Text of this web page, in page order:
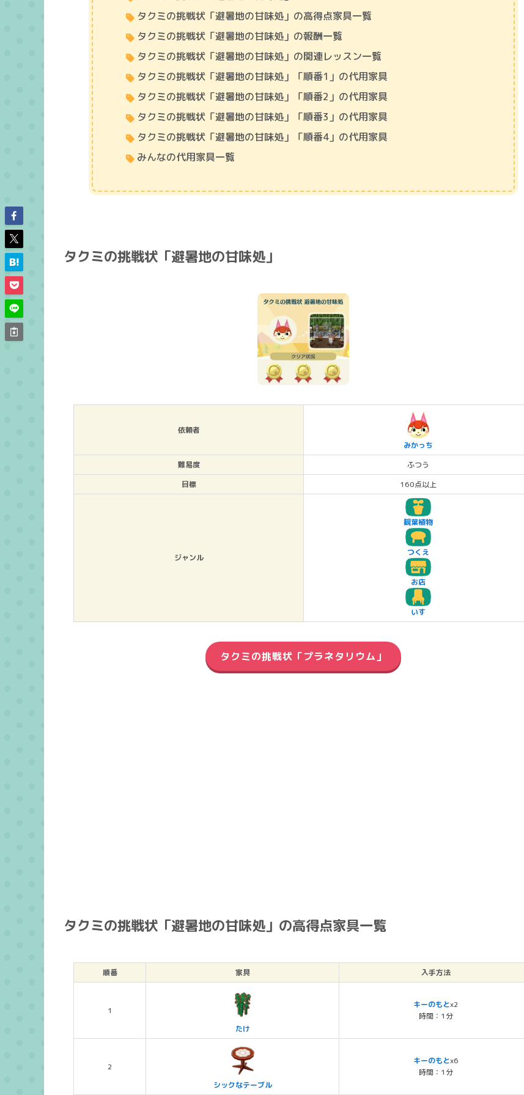
タクミの挑戦状「避暑地の甘味処」の高得点家具一覧
タクミの挑戦状「避暑地の甘味処」の報酬一覧
タクミの挑戦状「避暑地の甘味処」の関連レッスン一覧
タクミの挑戦状「避暑地の甘味処」「順番1」の代用家具
タクミの挑戦状「避暑地の甘味処」「順番2」の代用家具
タクミの挑戦状「避暑地の甘味処」「順番3」の代用家具
タクミの挑戦状「避暑地の甘味処」「順番4」の代用家具
みんなの代用家具一覧
タクミの挑戦状「避暑地の甘味処」
依頼者
みかっち
難易度
ふつう
目標
160点以上
ジャンル
観葉植物
つくえ
お店
いす
タクミの挑戦状「プラネタリウム」
タクミの挑戦状「避暑地の甘味処」の高得点家具一覧
順番 家具 入手方法
1
たけ
キーのもとx2
時間：1分
2
シックなテーブル
キーのもとx6
時間：1分